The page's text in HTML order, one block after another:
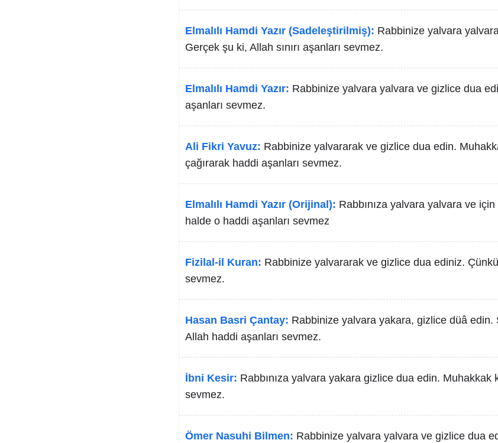
Elmalılı Hamdi Yazır (Sadeleştirilmiş): Rabbinize yalvara
Gerçek şu ki, Allah sınırı aşanları sevmez.
Elmalılı Hamdi Yazır: Rabbinize yalvara yalvara ve gizlice dua
aşanları sevmez.
Ali Fikri Yavuz: Rabbinize yalvararak ve gizlice dua edin.
çağırarak haddi aşanları sevmez.
Elmalılı Hamdi Yazır (Orijinal): Rabbınıza yalvara yalvara ve
halde o haddi aşanları sevmez
Fizilal-il Kuran: Rabbinize yalvararak ve gizlice dua ediniz.
sevmez.
Hasan Basri Çantay: Rabbinize yalvara yakara, gizlice düâ edin.
Allah haddi aşanları sevmez.
İbni Kesir: Rabbınıza yalvara yakara gizlice dua edin. Muhakkak
sevmez.
Ömer Nasuhi Bilmen: Rabbinize yalvara yalvara ve gizlice dua